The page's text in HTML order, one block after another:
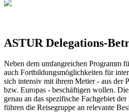
ASTUR Delegations-
Neben dem umfangreichen Programm
auch Fortbildungsmöglichkeiten für
sich intensiv mit ihrem Metier - aus der
bzw. Europas - beschäftigen wollen.
genau an das spezifische Fachgebiet
führen die Reisegruppe an relevante